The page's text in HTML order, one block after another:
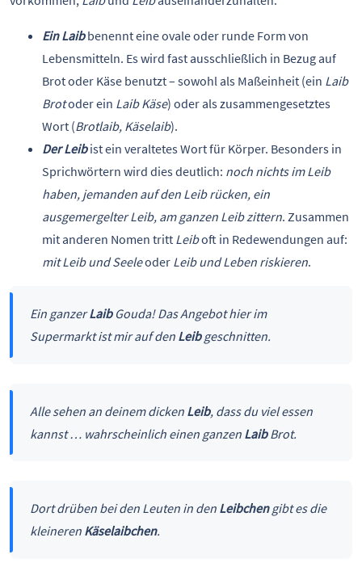
Ein Laibbenennt eine ovale oder runde Form von
Lebensmitteln. Es wird fast ausschließlich in Bezug auf
Brot oder Käse benutzt – sowohl als Maßeinheit (ein Laib
Brotoder ein Laib Käse) oder als zusammengesetztes
Wort (Brotlaib, Käselaib).
Der Leibist ein veraltetes Wort für Körper. Besonders in
Sprichwörtern wird dies deutlich: noch nichts im Leib
haben, jemanden auf den Leib rücken, ein
ausgemergelter Leib, am ganzen Leib zittern. Zusammen
mit anderen Nomen tritt Leiboft in Redewendungen auf:
mit Leib und Seeleoder Leib und Leben riskieren.
Ein ganzerLaibGouda! Das Angebot hier im
Supermarkt ist mir auf den Leibgeschnitten.
Alle sehen an deinem dicken Leib, dass du viel essen
kannst … wahrscheinlich einen ganzen LaibBrot.
Dort drüben bei den Leuten in den Leibchengibt es die
kleineren Käselaibchen.